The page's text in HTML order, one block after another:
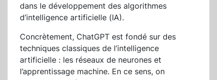
dans le développement des algorithmes
d’intelligence artificielle (IA).
Concrètement, ChatGPT est fondé sur des
techniques classiques de l’intelligence
artificielle : les réseaux de neurones et
l’apprentissage machine. En ce sens, on